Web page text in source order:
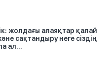
жолдағы алаяқтар қалай
сақтандыру неге сіздің
ал...